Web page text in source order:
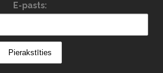
E-pasts: